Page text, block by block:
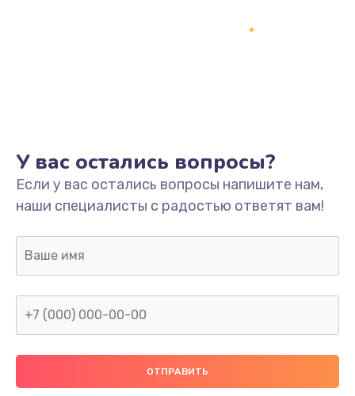
У вас остались вопросы?
Если у вас остались вопросы напишите нам,
наши специалисты с радостью ответят вам!